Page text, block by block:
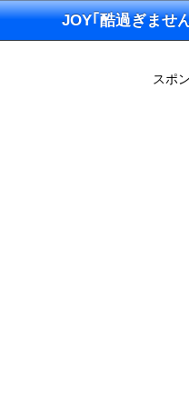
JOY｢酷過ぎませ
スポ